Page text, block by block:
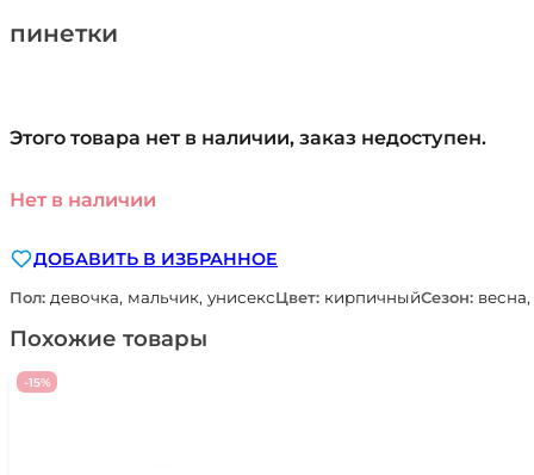
пинетки
Этого товара нет в наличии, заказ недоступен.
Нет в наличии
ДОБАВИТЬ В ИЗБРАННОЕ
Пол: девочка, мальчик, унисексЦвет: кирпичныйСезон: весна,
Похожие товары
-15%